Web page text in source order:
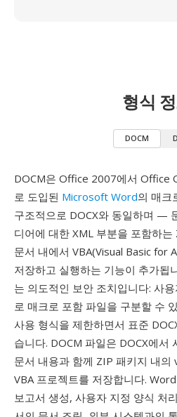
형식
DOCM
DOCM은 Office 2007에서 Office
로 도입된 Microsoft Word의 매크
구조적으로 DOCX와 동일하며 —
디어에 대한 XML 부분을 포함하
문서 내에서 VBA(Visual Basic for
저장하고 실행하는 기능이 추가됩
는 의도적인 보안 조치입니다: 사
로 매크로 포함 파일을 구분할 수
사용 형식을 제한하면서 표준
습니다. DOCM 파일은 DOCX에서
문서 내용과 함께 ZIP 패키지 내
VBA 프로젝트를 저장합니다.
보고서 생성, 사용자 지정 양식 처